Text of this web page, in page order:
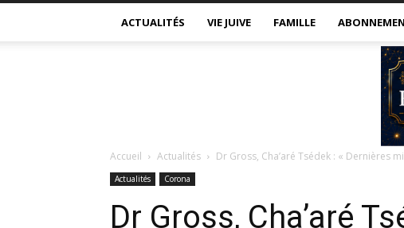
ACTUALITÉS VIE JUIVE FAMILLE
Accueil Actualités Dr Gross, Cha’aré Tsédek : « Dernières
Actualités Corona
Dr Gross, Cha’aré